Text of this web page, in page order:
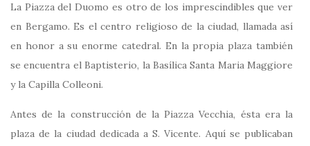
La Piazza del Duomo es otro de los imprescindibles que ver
en Bergamo. Es el centro religioso de la ciudad, llamada así
en honor a su enorme catedral. En la propia plaza también
se encuentra el Baptisterio, la Basílica Santa Maria Maggiore
y la Capilla Colleoni.
Antes de la construcción de la Piazza Vecchia, ésta era la
plaza de la ciudad dedicada a S. Vicente. Aquí se publicaban